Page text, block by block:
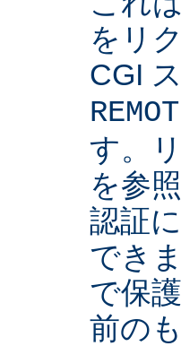
をリ
CGI
す。
を参
認証
でき
で保
前の